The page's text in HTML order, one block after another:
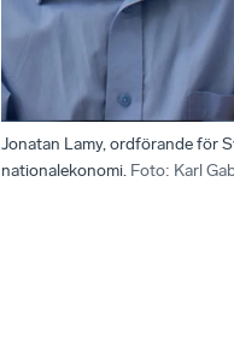
Jonatan Lamy, ordförande för
nationalekonomi. Foto: Karl